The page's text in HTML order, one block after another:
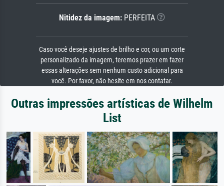
Nitidez da imagem: PERFEITA
Caso você deseje ajustes de brilho e cor, ou um corte
personalizado da imagem, teremos prazer em fazer
essas alterações sem nenhum custo adicional para
você. Por favor, não hesite em nos contatar.
Outras impressões artísticas de Wilhelm
List